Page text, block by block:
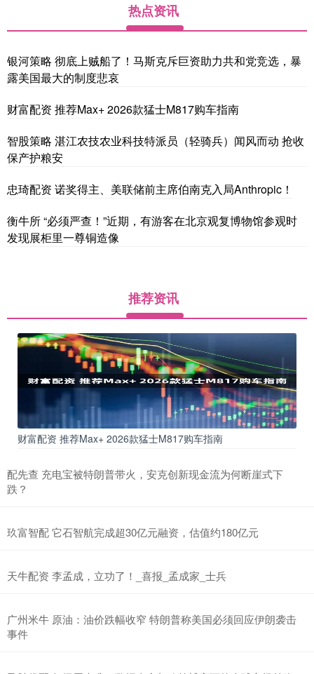
热点资讯
银河策略 彻底上贼船了！马斯克斥巨资助力共和党竞选，暴
露美国最大的制度悲哀
财富配资 推荐Max+ 2026款猛士M817购车指南
智股策略 湛江农技农业科技特派员（轻骑兵）闻风而动 抢收
保产护粮安
忠琦配资 诺奖得主、美联储前主席伯南克入局Anthropic！
衡牛所 “必须严查！”近期，有游客在北京观复博物馆参观时
发现展柜里一尊铜造像
推荐资讯
财富配资 推荐Max+ 2026款猛士M817购车指南
配先查 充电宝被特朗普带火，安克创新现金流为何断崖式下
跌？
玖富智配 它石智航完成超30亿元融资，估值约180亿元
天牛配资 李孟成，立功了！_喜报_孟成家_士兵
广州米牛 原油：油价跌幅收窄 特朗普称美国必须回应伊朗袭击
事件